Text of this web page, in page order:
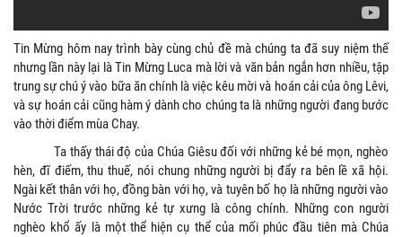
Tin Mừng hôm nay trình bày cùng chủ đề mà chúng ta đã suy niệm thế
nhưng lần này lại là Tin Mừng Luca mà lời và văn bản ngắn hơn nhiều, tập
trung sự chú ý vào bữa ăn chính là việc kêu mời và hoán cải của ông Lêvi,
và sự hoán cải cũng hàm ý dành cho chúng ta là những người đang bước
vào thời điểm mùa Chay.
Ta thấy thái độ của Chúa Giêsu đối với những kẻ bé mọn, nghèo
hèn, đĩ điếm, thu thuế, nói chung những người bị đẩy ra bên lề xã hội.
Ngài kết thân với họ, đồng bàn với họ, và tuyên bố họ là những người vào
Nước Trời trước những kẻ tự xưng là công chính. Những con người
nghèo khổ ấy là một thể hiện cụ thể của mối phúc đầu tiên mà Chúa